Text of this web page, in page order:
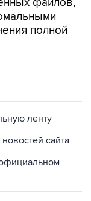
полной
ленту
сайта